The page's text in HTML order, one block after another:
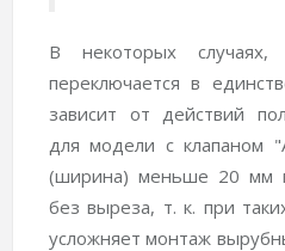
В некоторых случаях,
переключается в
зависит от действий
для модели с клапаном
(ширина) меньше 20 мм
без выреза, т. к. при
усложняет монтаж